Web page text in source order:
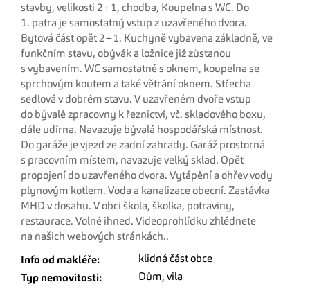
stavby, velikosti 2+1, chodba, Koupelna s WC. Do
1. patra je samostatný vstup z uzavřeného dvora.
Bytová část opět 2+1. Kuchyně vybavena základně, ve
funkčním stavu, obývák a ložnice již zůstanou
s vybavením. WC samostatné s oknem, koupelna se
sprchovým koutem a také větrání oknem. Střecha
sedlová v dobrém stavu. V uzavřeném dvoře vstup
do bývalé zpracovny k řeznictví, vč. skladového boxu,
dále udírna. Navazuje bývalá hospodářská místnost.
Do garáže je vjezd ze zadní zahrady. Garáž prostorná
s pracovním místem, navazuje velký sklad. Opět
propojení do uzavřeného dvora. Vytápění a ohřev vody
plynovým kotlem. Voda a kanalizace obecní. Zastávka
MHD v dosahu. V obci škola, školka, potraviny,
restaurace. Volné ihned. Videoprohlídku zhlédnete
na našich webových stránkách..
Info od makléře:
klidná část obce
Typ nemovitosti:
Dům, vila